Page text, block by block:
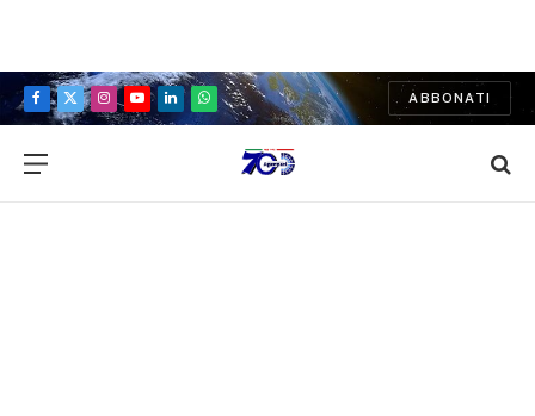
Facebook
X
Instagram
YouTubeLinkedInWhatsApp
ABBONATI